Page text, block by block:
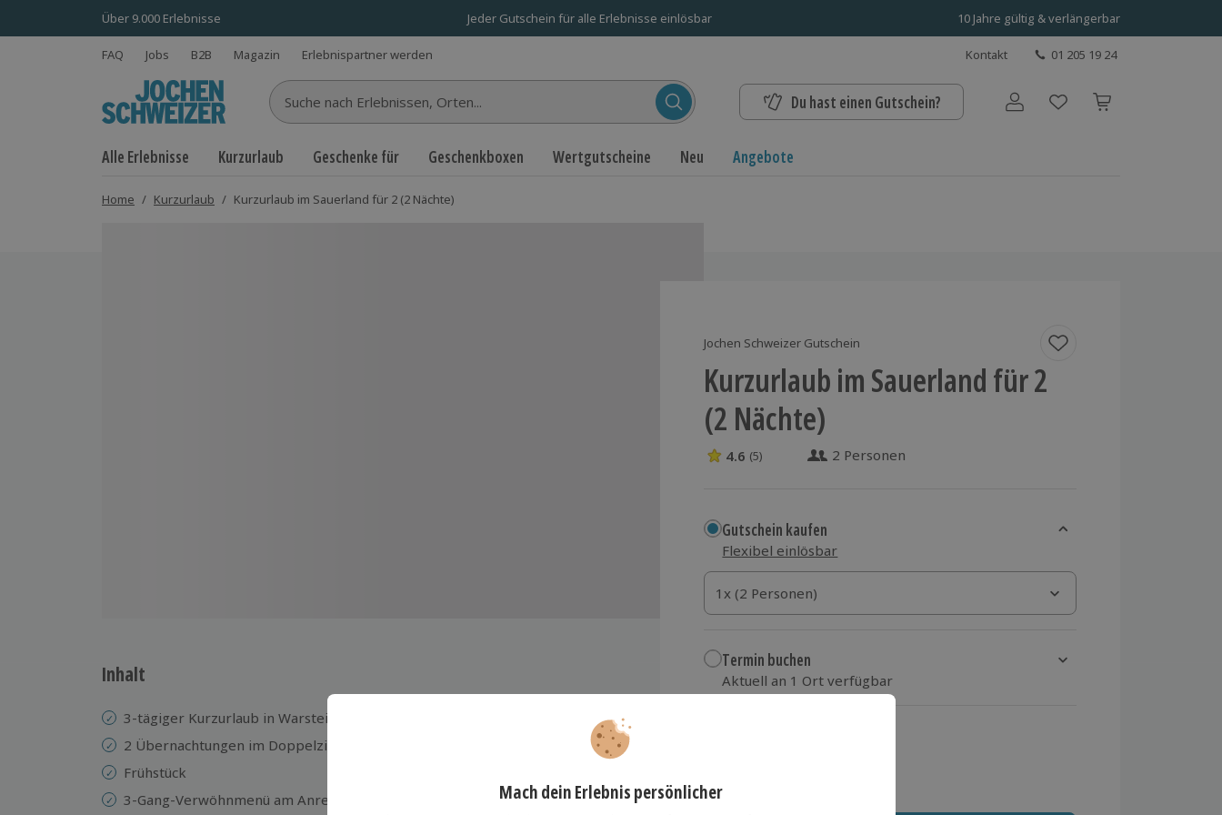
Über 9.000 Erlebnisse Jeder Gutschein für alle Erlebnisse einlösbar 10 Jahre gültig & verlängerbar
FAQ Jobs B2B Magazin Erlebnispartner werden Kontakt 01 205 19 24
Suche nach Erlebnissen... Du hast einen Gutschein? Benutzerkonto
Alle Erlebnisse Kurzurlaub Geschenke für Geschenkboxen Wertgutscheine Neu Angebote
Home / Kurzurlaub / Kurzurlaub im Sauerland für 2 (2 Nächte)
Jochen Schweizer Gutschein
Kurzurlaub im Sauerland für 2
(2 Nächte)
4.6 Sterne von 5 aus 5 Bewertungen
4.6 (5) 2 Personen
Gutschein kaufen
Flexibel einlösbar
1x (2 Personen)
1x (2 Personen)
1x (2 Personen)
Termin buchen
Aktuell an 1 Ort verfügbar
Inhalt
3-tägiger Kurzurlaub in Warstein
2 Übernachtungen im Doppelzimmer im 3*-Landhotel Cramer
Frühstück
3-Gang-Verwöhnmenü am Anreisetag